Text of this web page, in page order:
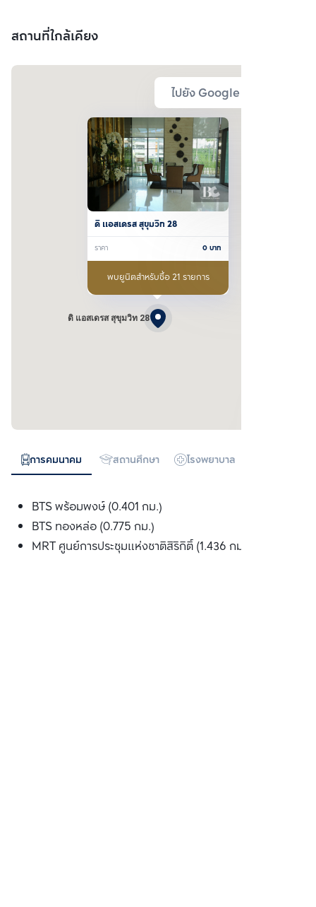
สถานที่ใกล้เคียง
ไปยัง Google Map
ดิ แอสเดรส สุขุมวิท 28
ดิ แอสเดรส สุขุมวิท 28
ราคา 0บาท
พบยูนิตสำหรับซื้อ 21 รายการ
การคมนาคม สถานศึกษา โรงพยาบาล
BTS พร้อมพงษ์ (0.401 กม.)
BTS ทองหล่อ (0.775 กม.)
MRT ศูนย์การประชุมแห่งชาติสิริกิติ์ (1.436 กม.)